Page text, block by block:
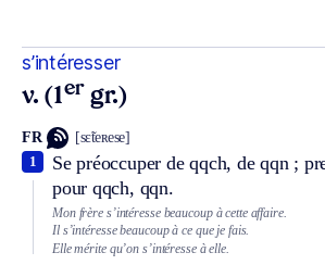
s’intéresser
v. (1er gr.)
FR [sɛ̃teʀese]
Se préoccuper de qqch, de qqn ;
pour qqch, qqn.
1
Mon frère s’intéresse beaucoup à cette affaire.
Il s’intéresse beaucoup à ce que je fais.
Elle mérite qu’on s’intéresse à elle.